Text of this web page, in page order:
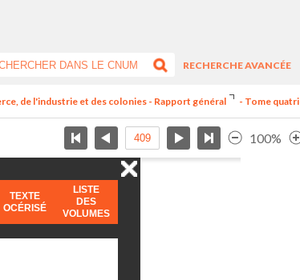
RECHERCHE AVANCÉE
de l'industrie et des colonies - Rapport général - Tome
100%
TEXTE
OCÉRISÉ
LISTE
DES
VOLUMES